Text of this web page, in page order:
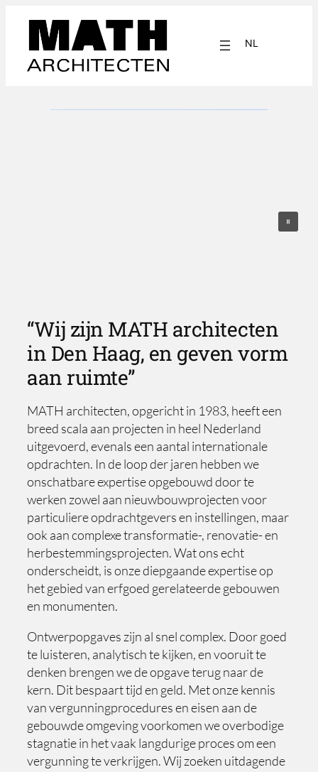
NL
“Wij zijn MATH architecten
in Den Haag, en geven vorm
aan ruimte”
MATH architecten, opgericht in 1983, heeft een
breed scala aan projecten in heel Nederland
uitgevoerd, evenals een aantal internationale
opdrachten. In de loop der jaren hebben we
onschatbare expertise opgebouwd door te
werken zowel aan nieuwbouwprojecten voor
particuliere opdrachtgevers en instellingen, maar
ook aan complexe transformatie-, renovatie- en
herbestemmingsprojecten. Wat ons echt
onderscheidt, is onze diepgaande expertise op
het gebied van erfgoed gerelateerde gebouwen
en monumenten.
Ontwerpopgaves zijn al snel complex. Door goed
te luisteren, analytisch te kijken, en vooruit te
denken brengen we de opgave terug naar de
kern. Dit bespaart tijd en geld. Met onze kennis
van vergunningprocedures en eisen aan de
gebouwde omgeving voorkomen we overbodige
stagnatie in het vaak langdurige proces om een
vergunning te verkrijgen. Wij zoeken uitdagende